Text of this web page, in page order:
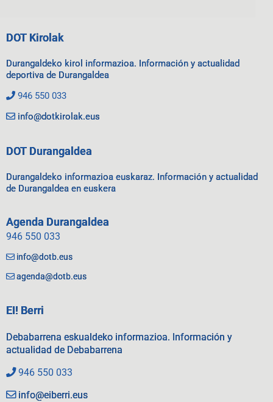
DOT Kirolak
Durangaldeko kirol informazioa. Información y actualidad
deportiva de Durangaldea
946 550 033
info@dotkirolak.eus
DOT Durangaldea
Durangaldeko informazioa euskaraz. Información y actualidad
de Durangaldea en euskera
Agenda Durangaldea
946 550 033
info@dotb.eus
agenda@dotb.eus
EI! Berri
Debabarrena eskualdeko informazioa. Información y
actualidad de Debabarrena
946 550 033
info@eiberri.eus